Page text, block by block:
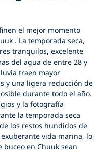
el mejor momento
. La temporada seca,
tranquilos, excelente
del agua de entre 28 y
traen mayor
y una ligera reducción de
durante todo el año.
y la fotografía
la temporada seca
los restos hundidos de
vida marina, lo
buceo en Chuuk sean